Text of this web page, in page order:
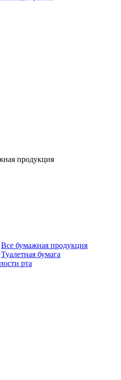
продукция
Все бумажная продукция
Туалетная бумага
рта